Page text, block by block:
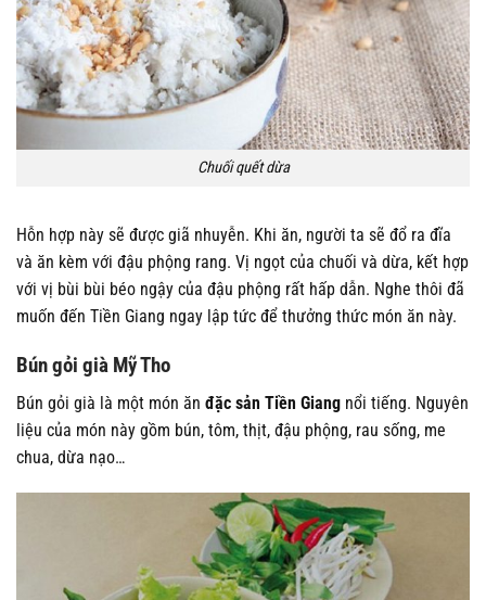
Chuối quết dừa
Hỗn hợp này sẽ được giã nhuyễn. Khi ăn, người ta sẽ đổ ra đĩa
và ăn kèm với đậu phộng rang. Vị ngọt của chuối và dừa, kết hợp
với vị bùi bùi béo ngậy của đậu phộng rất hấp dẫn. Nghe thôi đã
muốn đến Tiền Giang ngay lập tức để thưởng thức món ăn này.
Bún gỏi già Mỹ Tho
Bún gỏi già là một món ăn đặc sản Tiền Giang nổi tiếng. Nguyên
liệu của món này gồm bún, tôm, thịt, đậu phộng, rau sống, me
chua, dừa nạo…